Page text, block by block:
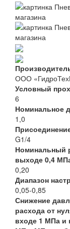
ООО
Условный
6
Номинальное
1,0
G1/4
Номинальный
выходе 0,4
0,20
Диапазон
0,05-0,85
Снижение
расхода от
входе 1 МПа и